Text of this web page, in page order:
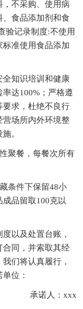
不采购、使用病
食品添加剂和食
验记录制度:不使用
准使用食品添加
全知识培训和健康
达100%；严格遵
求，杜绝不良行
营场所内外环境整
。
聚餐，每餐次所有
条件下保留48小
品留取100克以
以及处置台账，
同，并索取其经
们将认真履行，
位：
承诺人：xxx